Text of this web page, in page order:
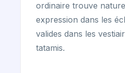
ordinaire trouve
expression dans les
valides dans les
tatamis.